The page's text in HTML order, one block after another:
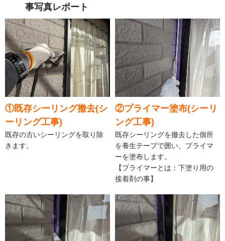
事写真レポート
①既存シーリング撤去(シ
ーリング工事)
既存の古いシーリングを取り除
きます。
②プライマー塗布(シーリ
ング工事)
既存シーリングを撤去した個所
を養生テープで囲い、プライマ
ーを塗布します。
【プライマーとは：下塗り用の
接着剤の事】